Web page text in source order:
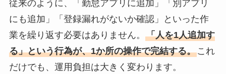
従来のように、「勤怠アプリに追加」「別アプリ
にも追加」「登録漏れがないか確認」といった作
業を繰り返す必要はありません。 「人を1人追加す
る」という行為が、1か所の操作で完結する。これ
だけでも、運用負担は大きく変わります。